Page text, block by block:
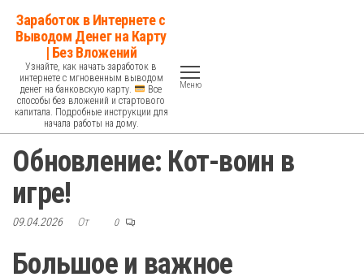
Перейти
содержимому
Заработок в Интернете с
Выводом Денег на Карту
| Без Вложений
Узнайте, как начать заработок в
интернете с мгновенным выводом
денег на банковскую карту.
Все
способы без вложений и стартового
капитала. Подробные инструкции для
начала работы на дому.
Меню
Обновление: Кот-воин в
игре!
09.04.2026 От 0
Большое и важное